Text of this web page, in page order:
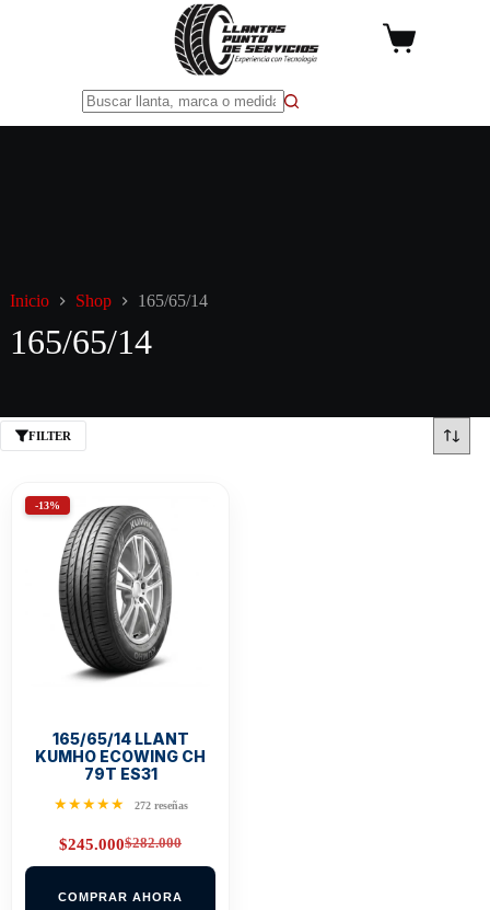
Carro
Inicio Shop 165/65/14
165/65/14
FILTER
-13%
165/65/14 LLANT
KUMHO ECOWING CH
79T ES31
★★★★★ 272 reseñas
$282.000
Original
price
$282.000.
$245.000Current
price
$245.000.
COMPRAR AHORA